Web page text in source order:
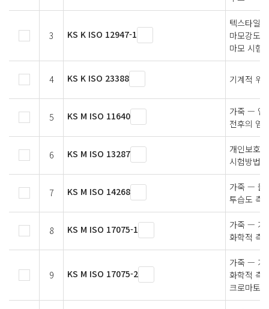
3 KS K ISO 12947-1
텍스타일
마모강도
마모 시험
4 KS K ISO 23388 기계적 위
5 KS M ISO 11640
가죽 — 염
전후의 염
6 KS M ISO 13287
개인보호
시험방법
7 KS M ISO 14268
가죽 — 물
투습도 측
8 KS M ISO 17075-1
가죽 — 가
화학적 측
9 KS M ISO 17075-2
가죽 — 가
화학적 측
크로마토